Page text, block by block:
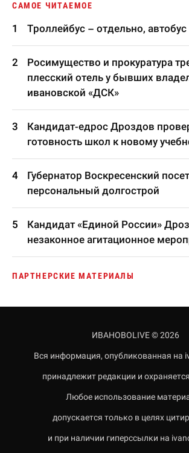
САМОЕ ЧИТАЕМОЕ
Троллейбус – отдельно,
Росимущество и прокуратура
плесский отель у бывших
ивановской «ДСК»
Кандидат-едрос Дроздов
готовность школ к новому
Губернатор Воскресенский
персональный долгострой
Кандидат «Единой России»
незаконное агитационное
ПАРТНЕРСКИЕ МАТЕРИАЛЫ
ИВАНОВОLIVE © 2026
Вся информация, опубликованная на
принадлежит редакции и
Любое использование
допускается только в целях
и при наличии гиперссылки на